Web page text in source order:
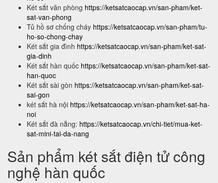
Két sắt văn phòng https://ketsatcaocap.vn/san-pham/ket-
sat-van-phong
Tủ hồ sơ chống cháy https://ketsatcaocap.vn/san-pham/tu-
ho-so-chong-chay
Két sắt gia đình https://ketsatcaocap.vn/san-pham/ket-sat-
gia-dinh
Két sắt hàn quốc https://ketsatcaocap.vn/san-pham/ket-sat-
han-quoc
Két sắt sài gòn https://ketsatcaocap.vn/san-pham/ket-sat-
sai-gon
két sắt hà nội https://ketsatcaocap.vn/san-pham/ket-sat-ha-
noi
Két sắt đà nẵng: https://ketsatcaocap.vn/chi-tiet/mua-ket-
sat-mini-tai-da-nang
Sản phẩm két sắt điện tử công
nghệ hàn quốc